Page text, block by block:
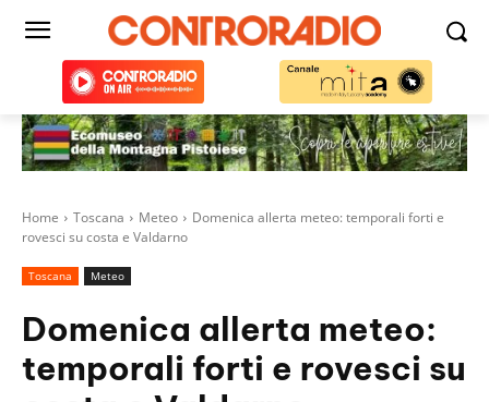
Home Toscana Meteo
Domenica allerta meteo: temporali forti e
rovesci su costa e Valdarno
Toscana Meteo
Domenica allerta meteo:
temporali forti e rovesci su